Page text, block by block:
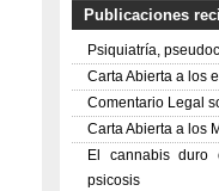
Publicaciones
Psiquiatría,
Carta Abierta a los
Comentario Legal
Carta Abierta a los
El cannabis duro
psicosis